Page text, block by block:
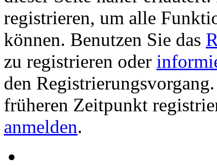
registrieren, um alle
können. Benutzen Sie das
zu registrieren oder
den
früheren Zeitpunkt
anmelden.